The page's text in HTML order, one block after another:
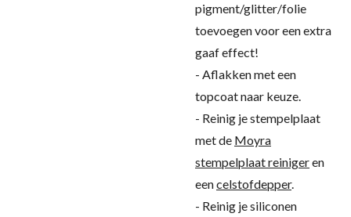
pigment/glitter/folie
toevoegen voor een extra
gaaf effect!
- Aflakken met een
topcoat naar keuze.
- Reinig je stempelplaat
met de Moyra
stempelplaat reinigeren
eencelstofdepper.
- Reinig je siliconen